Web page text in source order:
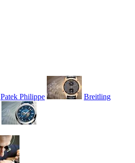
Patek Philippe Breitling